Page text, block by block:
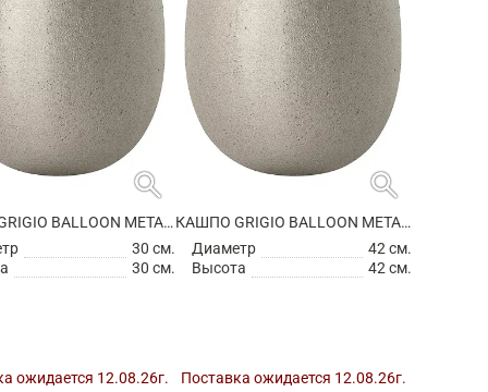
search
КАШПО GRIGIO BALLOON METALLIC CHAMPAGNE
30 см.
30 см.
ожидается 12.08.26г.
search
КАШПО GRIGIO BALLOON METALLIC CHAMPAGNE
Диаметр
42 см.
Высота
42 см.
Поставка ожидается 12.08.26г.